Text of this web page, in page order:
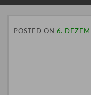
POSTED ON 6.